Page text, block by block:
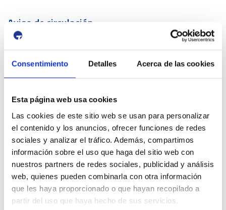
Consentimiento Detalles Acerca de las cookies
Esta página web usa cookies
Las cookies de este sitio web se usan para personalizar
el contenido y los anuncios, ofrecer funciones de redes
sociales y analizar el tráfico. Además, compartimos
información sobre el uso que haga del sitio web con
nuestros partners de redes sociales, publicidad y análisis
web, quienes pueden combinarla con otra información
que les haya proporcionado o que hayan recopilado a
partir del uso que haya hecho de sus servicios.
Aviso de circulación
Tancament accés Km 0| Eclipsi solar
Km 0
Próximas actividades Puerto y Ciudad
13 Septiembre 2026
Exposició | Biennal d'Art contemporani gastronòmic de
Cambrils
Tinglado 2
23 Agosto 2026
Exposició | Boscos. Cartografies del temps i del gest
Refugi 1
26 Junio 2026